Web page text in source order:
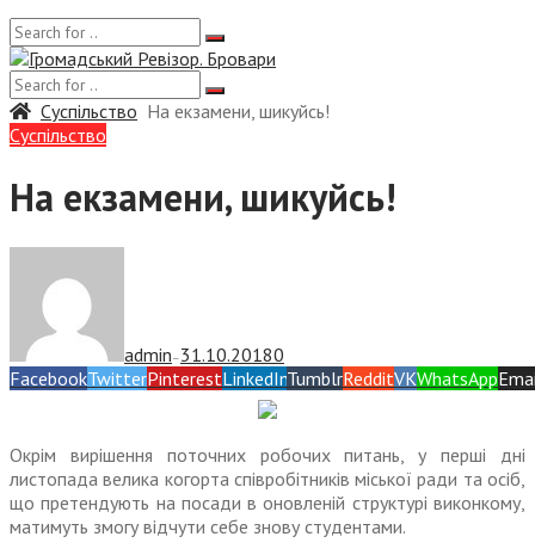
Суспiльство На екзамени, шикуйсь!
Суспiльство
На екзамени, шикуйсь!
admin — 31.10.20180
FacebookTwitterPinterestLinkedInTumblrRedditVKWhatsApp
Окрім вирішення поточних робочих питань, у перші дні
листопада велика когорта співробітників міської ради та осіб,
що претендують на посади в оновленій структурі виконкому,
матимуть змогу відчути себе знову студентами.